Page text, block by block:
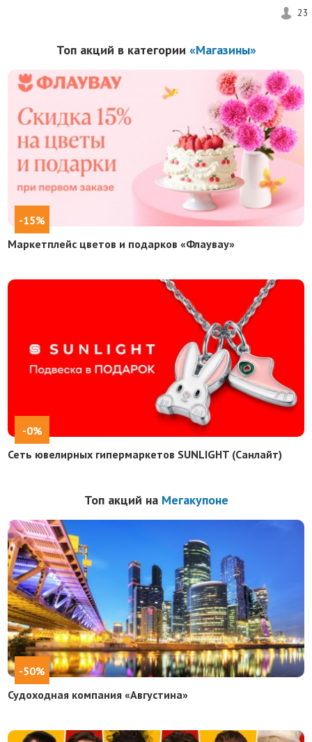
23
Топ акций в категории «Магазины»
-15%
Маркетплейс цветов и подарков «Флаувау»
-0%
Сеть ювелирных гипермаркетов SUNLIGHT (Санлайт)
Топ акций на Мегакупоне
-50%
Судоходная компания «Августина»